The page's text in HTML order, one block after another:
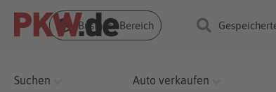
Business Bereich
Suchen Auto verkaufen